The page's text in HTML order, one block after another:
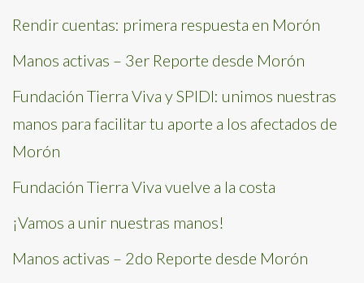
Rendir cuentas: primera respuesta en Morón
Manos activas – 3er Reporte desde Morón
Fundación Tierra Viva y SPIDI: unimos nuestras
manos para facilitar tu aporte a los afectados de
Morón
Fundación Tierra Viva vuelve a la costa
¡Vamos a unir nuestras manos!
Manos activas – 2do Reporte desde Morón